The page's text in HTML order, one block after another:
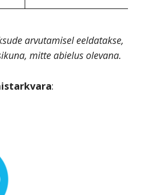
arvutamisel eeldatakse,
mitte abielus olevana.
: